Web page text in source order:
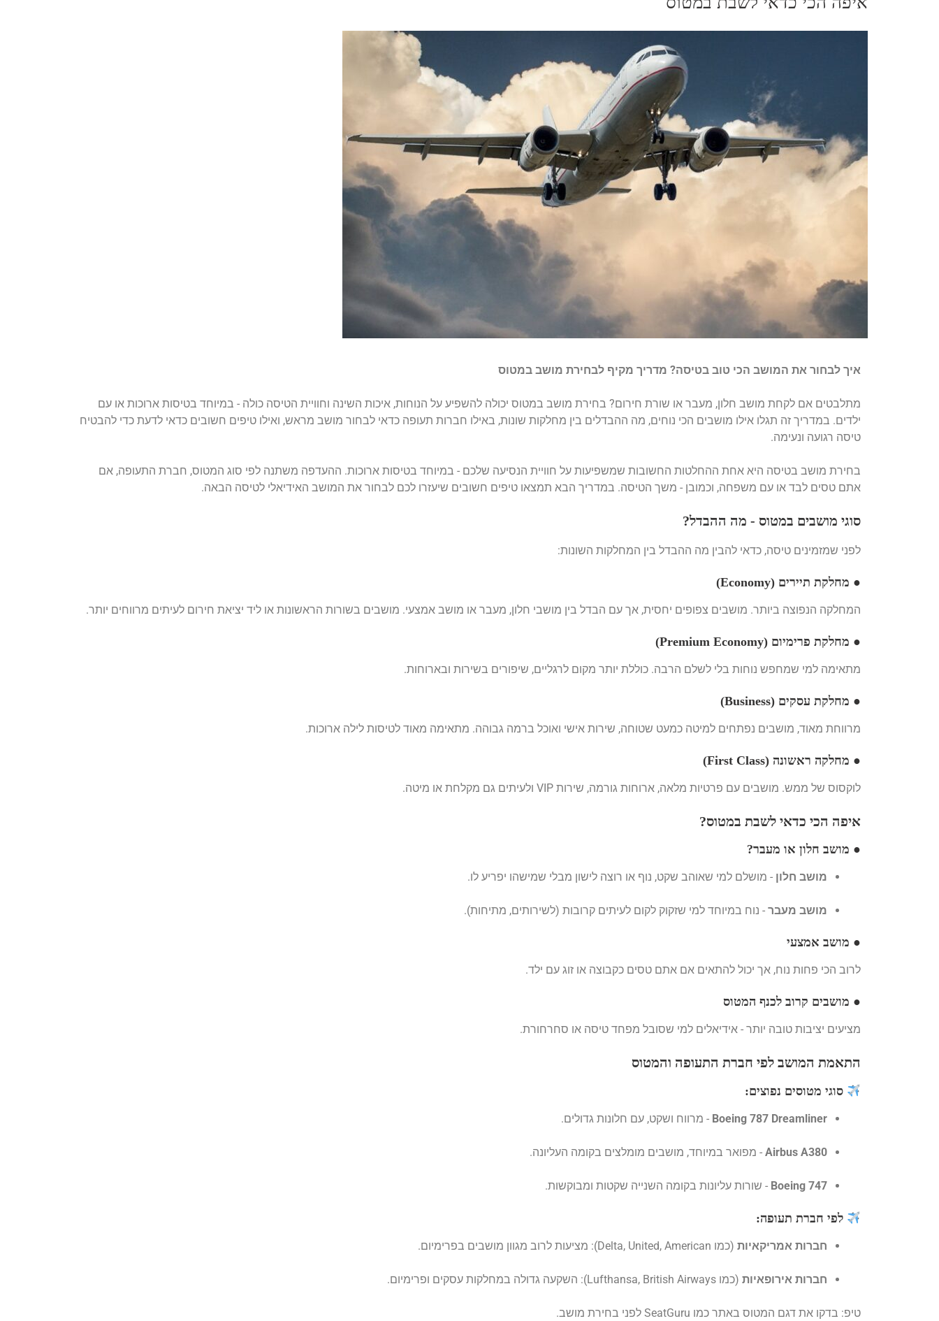
איך לבחור את המושב הכי טוב בטיסה? מדריך מקיף לבחירת מושב במטוס
מתלבטים אם לקחת מושב חלון, מעבר או שורת חירום? בחירת מושב במטוס יכולה להשפיע על הנוחות, איכות השינה וחוויית הטיסה כולה - במיוחד בטיסות ארוכות או עם
ילדים. במדריך זה תגלו אילו מושבים הכי נוחים, מה ההבדלים בין מחלקות שונות, באילו חברות תעופה כדאי לבחור מושב מראש, ואילו טיפים חשובים כדאי לדעת כדי להבטיח
טיסה רגועה ונעימה.
בחירת מושב בטיסה היא אחת ההחלטות החשובות שמשפיעות על חוויית הנסיעה שלכם - במיוחד בטיסות ארוכות. ההעדפה משתנה לפי סוג המטוס, חברת התעופה, אם
אתם טסים לבד או עם משפחה, וכמובן - משך הטיסה. במדריך הבא תמצאו טיפים חשובים שיעזרו לכם לבחור את המושב האידיאלי לטיסה הבאה.
סוגי מושבים במטוס - מה ההבדל?
לפני שמזמינים טיסה, כדאי להבין מה ההבדל בין המחלקות השונות:
● מחלקת תיירים (Economy)
המחלקה הנפוצה ביותר. מושבים צפופים יחסית, אך עם הבדל בין מושבי חלון, מעבר או מושב אמצעי. מושבים בשורות הראשונות או ליד יציאת חירום לעיתים מרווחים יותר.
● מחלקת פרימיום (Premium Economy)
מתאימה למי שמחפש נוחות בלי לשלם הרבה. כוללת יותר מקום לרגליים, שיפורים בשירות ובארוחות.
● מחלקת עסקים (Business)
מרווחת מאוד, מושבים נפתחים למיטה כמעט שטוחה, שירות אישי ואוכל ברמה גבוהה. מתאימה מאוד לטיסות לילה ארוכות.
● מחלקה ראשונה (First Class)
לוקסוס של ממש. מושבים עם פרטיות מלאה, ארוחות גורמה, שירות VIP ולעיתים גם מקלחת או מיטה.
איפה הכי כדאי לשבת במטוס?
● מושב חלון או מעבר?
מושב חלון - מושלם למי שאוהב שקט, נוף או רוצה לישון מבלי שמישהו יפריע לו.
מושב מעבר - נוח במיוחד למי שזקוק לקום לעיתים קרובות (לשירותים, מתיחות).
● מושב אמצעי
לרוב הכי פחות נוח, אך יכול להתאים אם אתם טסים כקבוצה או זוג עם ילד.
● מושבים קרוב לכנף המטוס
מציעים יציבות טובה יותר - אידיאלים למי שסובל מפחד טיסה או סחרחורת.
התאמת המושב לפי חברת התעופה והמטוס
סוגי מטוסים נפוצים:
Boeing 787 Dreamliner - מרווח ושקט, עם חלונות גדולים.
Airbus A380 - מפואר במיוחד, מושבים מומלצים בקומה העליונה.
Boeing 747 - שורות עליונות בקומה השנייה שקטות ומבוקשות.
לפי חברת תעופה:
חברות אמריקאיות (כמו Delta, United, American): מציעות לרוב מגוון מושבים בפרימיום.
חברות אירופאיות (כמו Lufthansa, British Airways): השקעה גדולה במחלקות עסקים ופרימיום.
טיפ: בדקו את דגם המטוס באתר כמו SeatGuru לפני בחירת מושב.